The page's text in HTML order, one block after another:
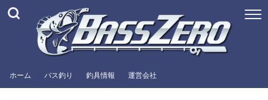
ホーム バス釣り 釣具情報 運営会社